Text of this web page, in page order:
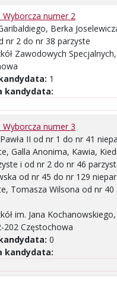
numer 2
Berka
nr 2 do nr 38 parzyste
Zawodowych
1
kandydata:
numer 3
II od nr 1 do nr 41
Galla Anonima, Kawia,
i od nr 2 do nr 46
od nr 45 do nr 129
Tomasza Wilsona od nr 40
im. Jana Kochanowskiego,
202 Częstochowa
0
kandydata: